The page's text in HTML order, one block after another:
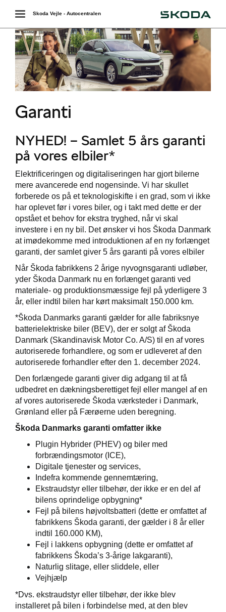
levering
til hurtig
Toggle
navigation
Skoda Vejle - Autocentralen
Garanti
NYHED! – Samlet 5 års garanti
på vores elbiler*
Elektrificeringen og digitaliseringen har gjort bilerne
mere avancerede end nogensinde. Vi har skullet
forberede os på et teknologiskifte i en grad, som vi ikke
har oplevet før i vores biler, og i takt med dette er der
opstået et behov for ekstra tryghed, når vi skal
investere i en ny bil. Det ønsker vi hos Škoda Danmark
at imødekomme med introduktionen af en ny forlænget
garanti, der samlet giver 5 års garanti på vores elbiler
Når Škoda fabrikkens 2 årige nyvognsgaranti udløber,
yder Škoda Danmark nu en forlænget garanti ved
materiale- og produktionsmæssige fejl på yderligere 3
år, eller indtil bilen har kørt maksimalt 150.000 km.
*Škoda Danmarks garanti gælder for alle fabriksnye
batterielektriske biler (BEV), der er solgt af Škoda
Danmark (Skandinavisk Motor Co. A/S) til en af vores
autoriserede forhandlere, og som er udleveret af den
autoriserede forhandler efter den 1. december 2024.
Den forlængede garanti giver dig adgang til at få
udbedret en dækningsberettiget fejl eller mangel af en
af vores autoriserede Škoda værksteder i Danmark,
Grønland eller på Færøerne uden beregning.
Škoda Danmarks garanti omfatter ikke
Plugin Hybrider (PHEV) og biler med
forbrændingsmotor (ICE),
Digitale tjenester og services,
Indefra kommende gennemtæring,
Ekstraudstyr eller tilbehør, der ikke er en del af
bilens oprindelige opbygning*
Fejl på bilens højvoltsbatteri (dette er omfattet af
fabrikkens Škoda garanti, der gælder i 8 år eller
indtil 160.000 KM),
Fejl i lakkens opbygning (dette er omfattet af
fabrikkens Škoda’s 3-årige lakgaranti),
Naturlig slitage, eller sliddele, eller
Vejhjælp
*Dvs. ekstraudstyr eller tilbehør, der ikke blev
installeret på bilen i forbindelse med, at den blev